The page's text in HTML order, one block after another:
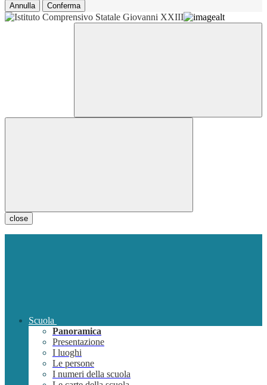
Annulla Conferma
close
Scuola
Panoramica
Presentazione
I luoghi
Le persone
I numeri della scuola